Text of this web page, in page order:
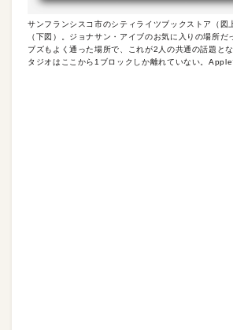
サンフランシスコ市のシティライツブックストア（図
（下図）。ジョナサン・アイブのお気に入りの場所だ
ブズもよく通った場所で、これが2人の共通の話題と
タジオはここから1ブロックしか離れていない。Apple